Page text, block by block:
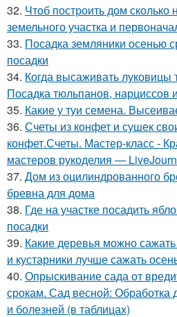
32. Чтоб построить дом сколько
земельного участка и
33. Посадка земляники осенью
посадки
34. Когда высаживать луковицы
Посадка тюльпанов, нарциссов
35. Какие у туи семена.
36. Счеты из конфет и сушек
конфет.Счеты. Мастер-класс -
мастеров рукоделия —
37. Дом из оцилиндрованного
бревна для дома
38. Где на участке посадить
посадки
39. Какие деревья можно
и кустарники лучше сажать
40. Опрыскивание сада от
срокам. Сад весной: Обработка
и болезней (в таблицах)